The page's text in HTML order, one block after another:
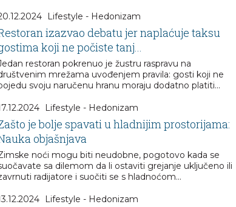
Lifestyle - Hedonizam
izazvao debatu jer naplaćuje taksu
koji ne počiste tanj...
restoran pokrenuo je žustru raspravu na
mrežama uvođenjem pravila: gosti koji ne
svoju naručenu hranu moraju dodatno platiti...
Lifestyle - Hedonizam
je bolje spavati u hladnijim prostorijama:
objašnjava
noći mogu biti neudobne, pogotovo kada se
sa dilemom da li ostaviti grejanje uključeno ili
radijatore i suočiti se s hladnoćom...
Lifestyle - Hedonizam